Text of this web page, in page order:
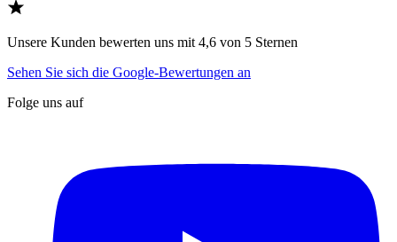
Unsere Kunden bewerten uns mit 4,6 von 5 Sternen
Sehen Sie sich die Google-Bewertungen an
Folge uns auf